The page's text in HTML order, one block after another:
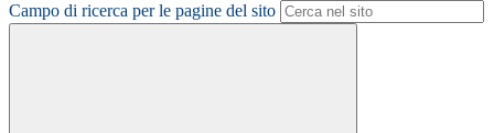
Campo di ricerca per le pagine del sito